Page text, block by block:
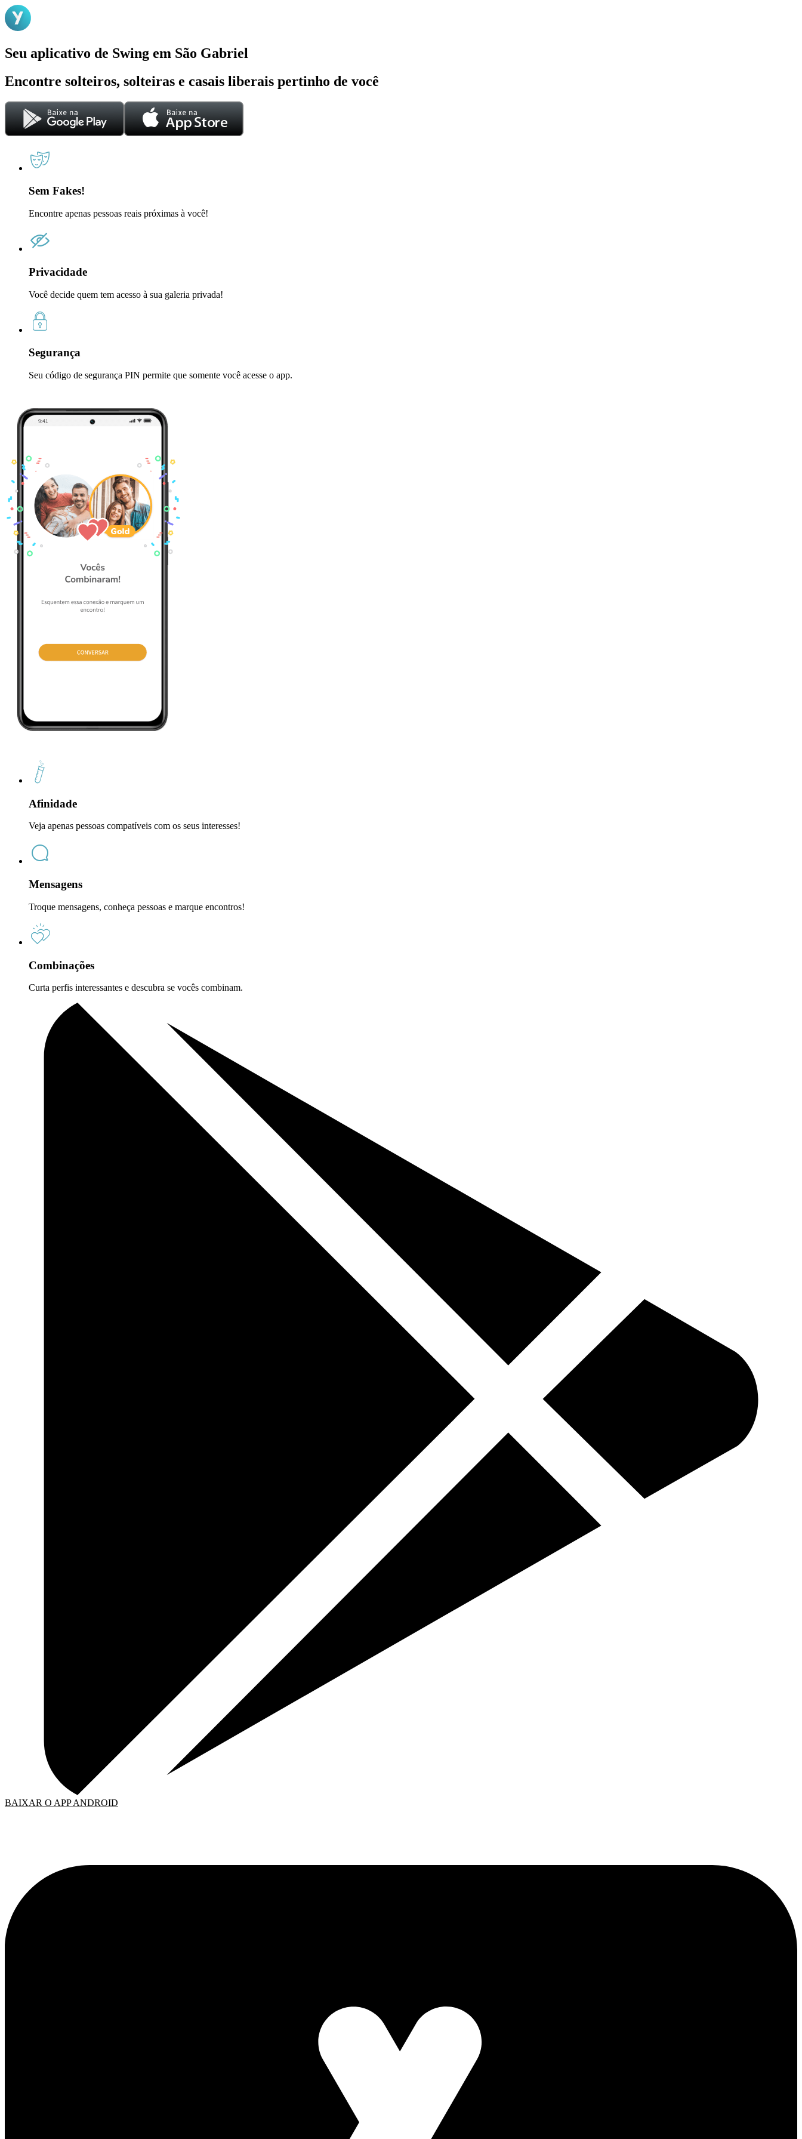
Seu aplicativo de Swing em São Gabriel
Encontre solteiros, solteiras e casais liberais pertinho de você
Sem Fakes!
Encontre apenas pessoas reais próximas à você!
Privacidade
Você decide quem tem acesso à sua galeria privada!
Segurança
Seu código de segurança PIN permite que somente você acesse o app.
Afinidade
Veja apenas pessoas compatíveis com os seus interesses!
Mensagens
Troque mensagens, conheça pessoas e marque encontros!
Combinações
Curta perfis interessantes e descubra se vocês combinam.
BAIXAR O APP ANDROID